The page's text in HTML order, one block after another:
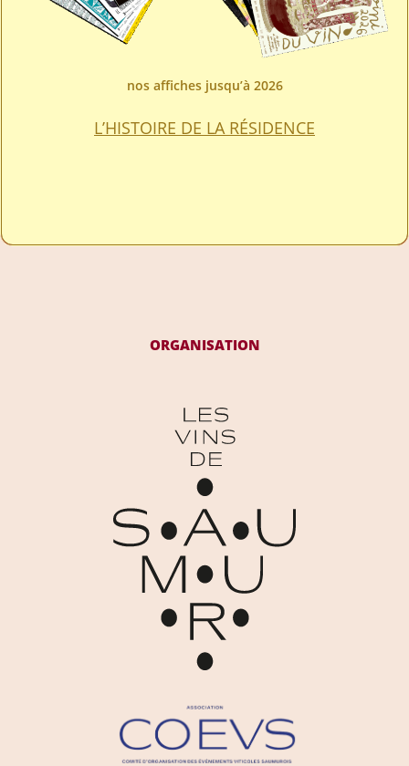
nos affiches jusqu’à 2026
L’HISTOIRE DE LA RÉSIDENCE
ORGANISATION